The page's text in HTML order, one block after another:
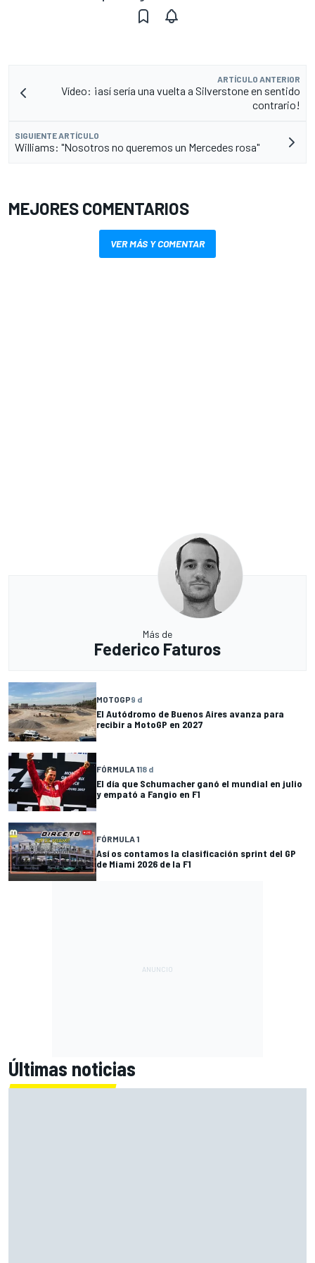
ARTÍCULO ANTERIOR
Vídeo: ¡así sería una vuelta a Silverstone en sentido
contrario!
SIGUIENTE ARTÍCULO
Williams: "Nosotros no queremos un Mercedes rosa"
MEJORES COMENTARIOS
VER MÁS Y COMENTAR
Más de
Federico Faturos
MOTOGP9 d
El Autódromo de Buenos Aires avanza para
recibir a MotoGP en 2027
FÓRMULA 118 d
El día que Schumacher ganó el mundial en julio
y empató a Fangio en F1
FÓRMULA 1
Así os contamos la clasificación sprint del GP
de Miami 2026 de la F1
Últimas noticias